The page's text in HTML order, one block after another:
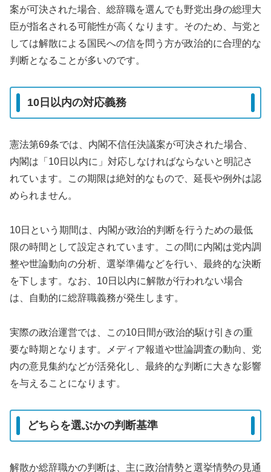
案が可決された場合、総辞職を選んでも野党出身の総理大
臣が指名される可能性が高くなります。そのため、与党と
しては解散による国民への信を問う方が政治的に合理的な
判断となることが多いのです。
10日以内の対応義務
憲法第69条では、内閣不信任決議案が可決された場合、
内閣は「10日以内に」対応しなければならないと明記さ
れています。この期限は絶対的なもので、延長や例外は認
められません。
10日という期間は、内閣が政治的判断を行うための最低
限の時間として設定されています。この間に内閣は党内調
整や世論動向の分析、選挙準備などを行い、最終的な決断
を下します。なお、10日以内に解散が行われない場合
は、自動的に総辞職義務が発生します。
実際の政治運営では、この10日間が政治的駆け引きの重
要な時期となります。メディア報道や世論調査の動向、党
内の意見集約などが活発化し、最終的な判断に大きな影響
を与えることになります。
どちらを選ぶかの判断基準
解散か総辞職かの判断は、主に政治情勢と選挙情勢の見通